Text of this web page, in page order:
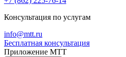
Консультация по услугам
info@mtt.ru
Бесплатная консультация
Приложение МТТ